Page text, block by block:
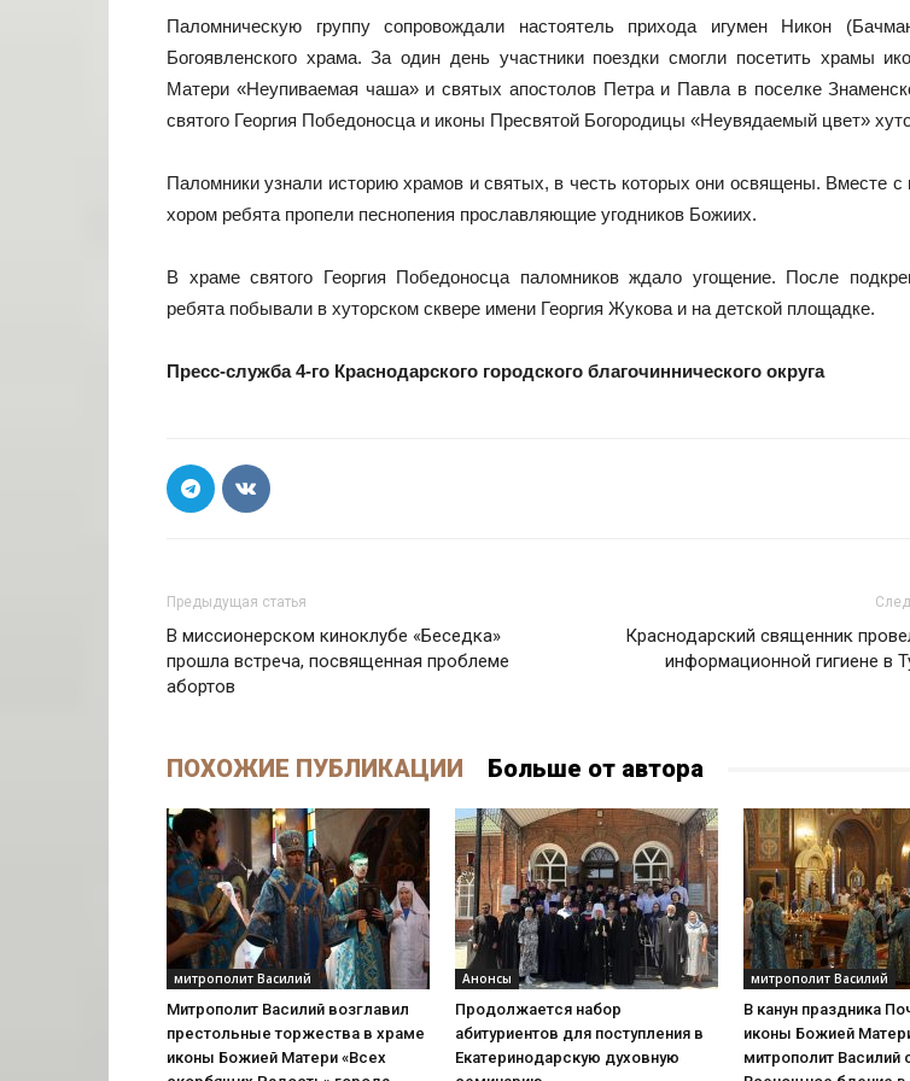
Паломническую группу сопровождали настоятель прихода игумен Никон
Богоявленского храма. За один день участники поездки смогли посетить храмы
Матери «Неупиваемая чаша»и святых апостолов Петра и Павла в поселке
святого Георгия Победоносца и иконы Пресвятой Богородицы «Неувядаемый цвет»
Паломники узнали историю храмов и святых, в честь которых они освящены. Вместе с
хором ребята пропели песнопения прославляющие угодников Божиих.
В храме святого Георгия Победоносца паломников ждало угощение. После
ребята побывали в хуторском сквере имени Георгия Жукова и на детской площадке.
Пресс-служба 4-го Краснодарского городского благочиннического округа
Предыдущая статья
В миссионерском киноклубе «Беседка»
прошла встреча, посвященная проблеме
абортов
Краснодарский священник
информационной гигиене в
ПОХОЖИЕ ПУБЛИКАЦИИ Больше от автора
митрополит Василий
Митрополит Василий возглавил
престольные торжества в храме
иконы Божией Матери «Всех
Анонсы
Продолжается набор
абитуриентов для поступления в
Екатеринодарскую духовную
митрополит Василий
В канун праздника
иконы Божией
митрополит Василий